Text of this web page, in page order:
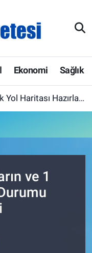
Ekonomi Sağlık
Riskler Tek Tek Masaya Yatırıldı
ve 1